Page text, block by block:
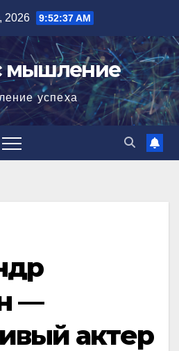
2026 9:52:39 AM
мышление
успеха
—
актер